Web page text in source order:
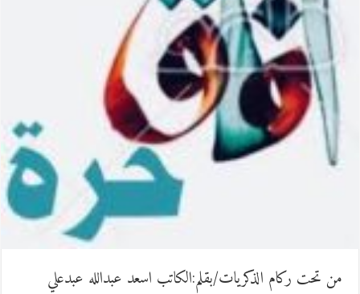
تحت ركام الذكريات/بقلم:الكاتب اسعد عبدالله عبدعلي